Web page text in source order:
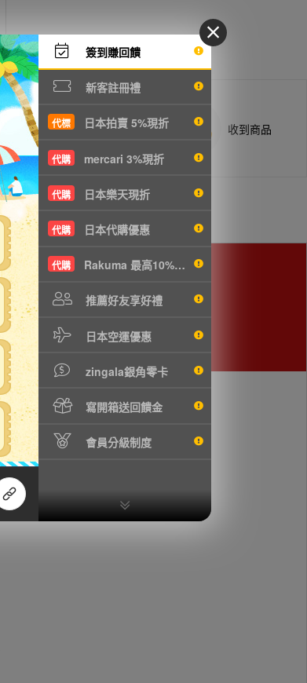
簽到賺回饋
新客註冊禮
代標 日本拍賣 5%現折
代購 mercari 3%現折
代購 日本樂天現折
代購 日本代購優惠
代購 Rakuma 最高10%現折
推薦好友享好禮
日本空運優惠
zingala銀角零卡
寫開箱送回饋金
會員分級制度
商品抵台通知出貨 收到商品